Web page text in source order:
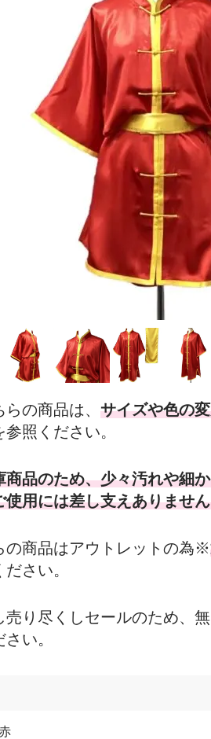
の商品は、 サイズや色の
参照ください。
商品のため、少々汚れや細
使用には差し支えありませ
の商品はアウトレットの為※
さい。
売り尽くしセールのため、
い。